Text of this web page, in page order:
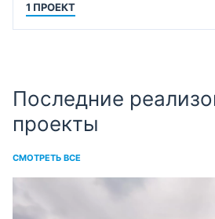
1 ПРОЕКТ
Последние
проекты
СМОТРЕТЬ ВСЕ